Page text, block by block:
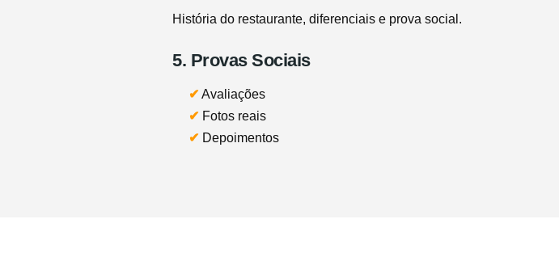
História do restaurante, diferenciais e prova social.
5. Provas Sociais
✔ Avaliações
✔ Fotos reais
✔ Depoimentos